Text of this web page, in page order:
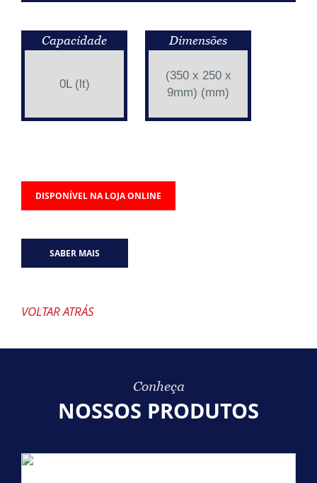
Capacidade
0L (lt)
Dimensões
(350 x 250 x
9mm) (mm)
DISPONÍVEL NA LOJA ONLINE
SABER MAIS
VOLTAR ATRÁS
Conheça
NOSSOS PRODUTOS